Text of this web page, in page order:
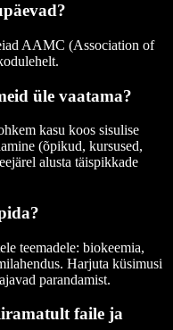
AAMC (Association of
üle vaatama?
kasu koos sisulise
(õpikud, kursused,
alusta täispikkade
teemadele: biokeemia,
Harjuta küsimusi
parandamist.
faile ja